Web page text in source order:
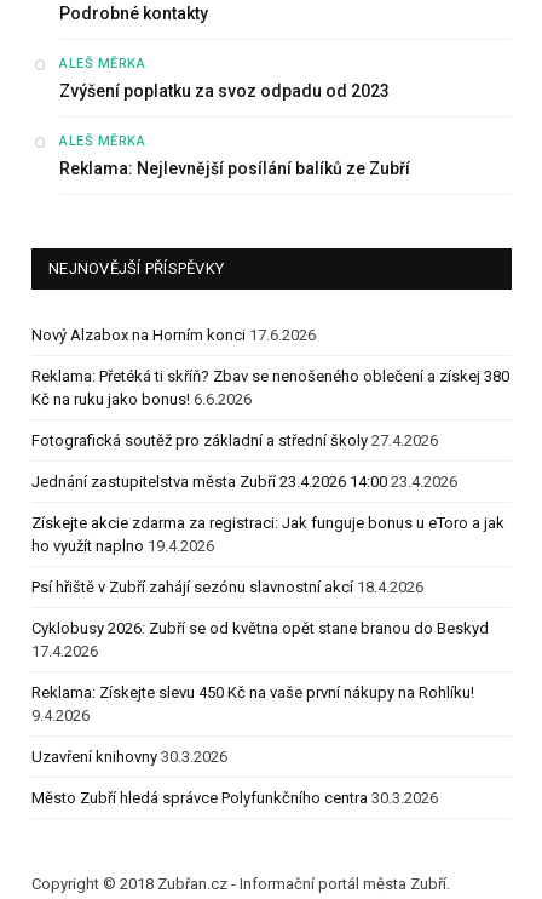
Podrobné kontakty
ALEŠ MĚRKA:
Zvýšení poplatku za svoz odpadu od 2023
ALEŠ MĚRKA:
Reklama: Nejlevnější posílání balíků ze Zubří
NEJNOVĚJŠÍ PŘÍSPĚVKY
Nový Alzabox na Horním konci 17.6.2026
Reklama: Přetéká ti skříň? Zbav se nenošeného oblečení a získej 380
Kč na ruku jako bonus! 6.6.2026
Fotografická soutěž pro základní a střední školy 27.4.2026
Jednání zastupitelstva města Zubří 23.4.2026 14:00 23.4.2026
Získejte akcie zdarma za registraci: Jak funguje bonus u eToro a jak
ho využít naplno 19.4.2026
Psí hřiště v Zubří zahájí sezónu slavnostní akcí 18.4.2026
Cyklobusy 2026: Zubří se od května opět stane branou do Beskyd
17.4.2026
Reklama: Získejte slevu 450 Kč na vaše první nákupy na Rohlíku!
9.4.2026
Uzavření knihovny 30.3.2026
Město Zubří hledá správce Polyfunkčního centra 30.3.2026
Copyright © 2018 Zubřan.cz - Informační portál města Zubří.